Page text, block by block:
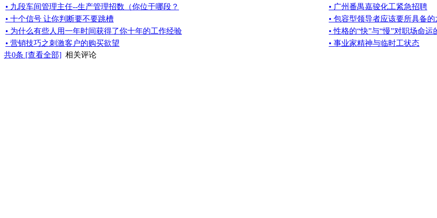
• 九段车间管理主任--生产管理招数（你位于哪段？
• 广州番禺嘉骏化工紧急招聘
• 十个信号 让你判断要不要跳槽
• 包容型领导者应该要所具备
• 为什么有些人用一年时间获得了你十年的工作经验
• 性格的“快”与“慢”对职场命运
• 营销技巧之刺激客户的购买欲望
• 事业家精神与临时工状态
共0条 [查看全部] 相关评论